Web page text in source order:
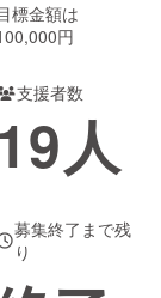
Creation
ュニティ
標金額は
円
支援者数
19人
募集終了まで残
り